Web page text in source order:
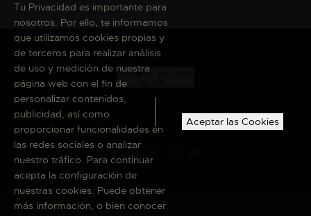
Tu Privacidad es importante para
nosotros. Por ello, te informamos
que utilizamos cookies propias y
de terceros para realizar análisis
de uso y medición de nuestra
página web con el fin de
personalizar contenidos,
publicidad, así como
proporcionar funcionalidades en
las redes sociales o analizar
nuestro tráfico. Para continuar
acepta la configuración de
nuestras cookies. Puede obtener
más información, o bien conocer
Aceptar las Cookies